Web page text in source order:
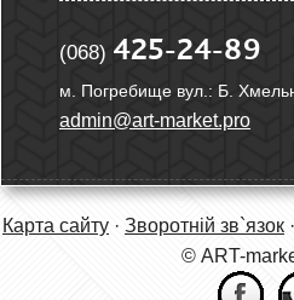
(068) 425-24-89
м. Погребище вул.: Б.
admin@art-market.pro
Карта сайту · Зворотній зв`язок ·
© ART-